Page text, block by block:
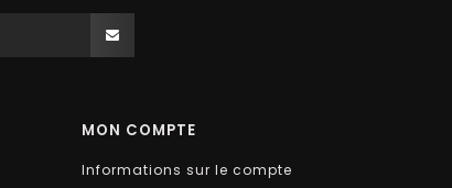
MON COMPTE
Informations sur le compte